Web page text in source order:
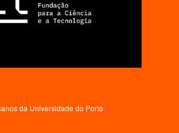
da Universidade do Porto